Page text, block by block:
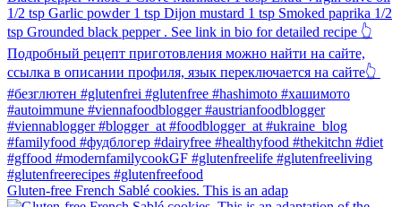
Gluten-free French Sablé cookies.⁠ This is an adap